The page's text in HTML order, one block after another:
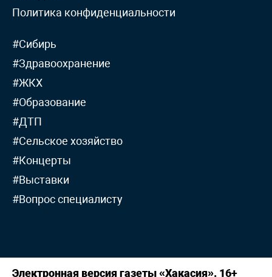
Политика конфиденциальности
#Сибирь
#Здравоохранение
#ЖКХ
#Образование
#ДТП
#Сельское хозяйство
#Концерты
#Выставки
#Вопрос специалисту
Электронная версия газеты «Хакасия». 16+